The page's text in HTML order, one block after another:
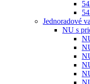
Jednoradové
NU s